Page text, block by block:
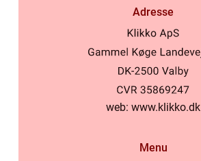
Adresse
web: www.klikko.dk
Menu